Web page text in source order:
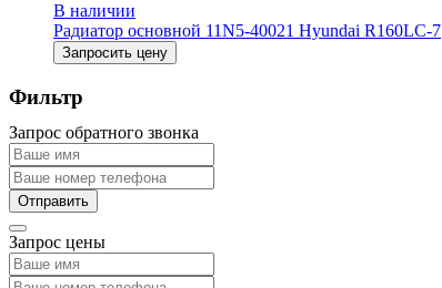
В наличии
Радиатор основной 11N5-40021 Hyundai R160LC-7
Запросить цену
Фильтр
Запрос обратного звонка
Запрос цены